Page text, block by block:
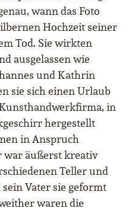
wann das Foto
Hochzeit seiner
Tod. Sie wirkten
ausgelassen wie
und Kathrin
sie sich einen Urlaub
in
hergestellt
in Anspruch
war äußerst kreativ
Teller und
Vater sie geformt
waren die